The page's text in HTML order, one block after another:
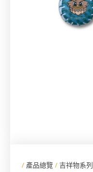
/ 產品總覽/ 吉祥物系列